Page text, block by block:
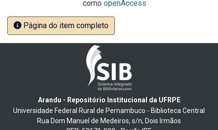
como openAccess
Página do item completo
Arandu - Repositório Institucional da UFRPE
Universidade Federal Rural de Pernambuco - Biblioteca Central
Rua Dom Manuel de Medeiros, s/n, Dois Irmãos